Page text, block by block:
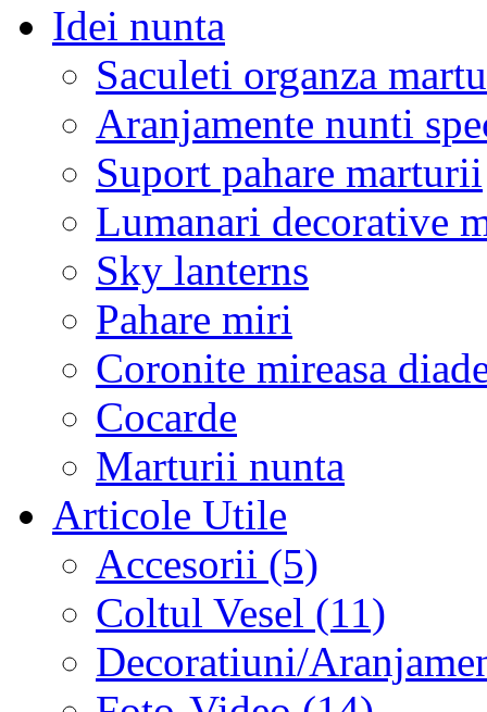
Idei nunta
Saculeti organza
Aranjamente nunti
Suport pahare marturii
Lumanari decorative
Sky lanterns
Pahare miri
Coronite mireasa
Cocarde
Marturii nunta
Articole Utile
Accesorii (5)
Coltul Vesel (11)
Decoratiuni/